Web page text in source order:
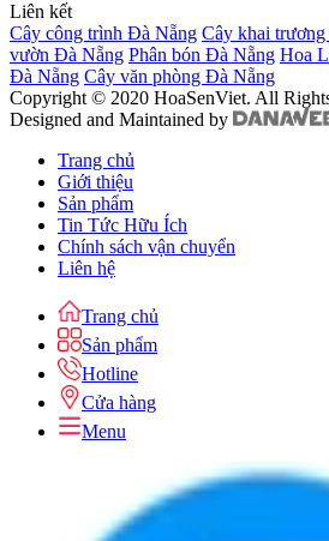
Liên kết
Cây công trình Đà Nẵng Cây khai
vườn Đà Nẵng Phân bón Đà Nẵng Hoa
Đà Nẵng Cây văn phòng Đà Nẵng
Copyright © 2020 HoaSenViet. All
Designed and Maintained by
Trang chủ
Giới thiệu
Sản phẩm
Tin Tức Hữu Ích
Chính sách vận chuyển
Liên hệ
Trang chủ
Sản phẩm
Hotline
Cửa hàng
Menu